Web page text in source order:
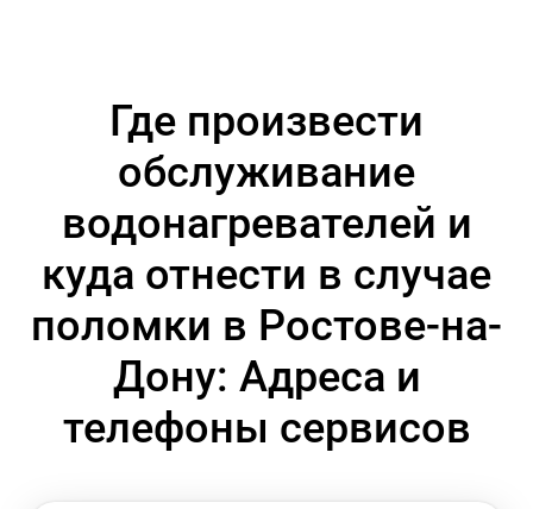
Где произвести
обслуживание
водонагревателей и
куда отнести в случае
поломки в Ростове-на-
Дону: Адреса и
телефоны сервисов